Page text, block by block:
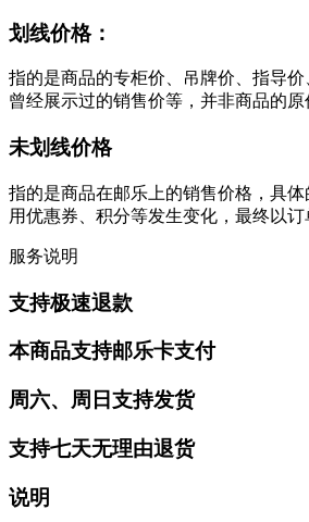
划线价格：
指的是商品的专柜价、吊牌价、指导
曾经展示过的销售价等，并非商品的原
未划线价格
指的是商品在邮乐上的销售价格，具
用优惠券、积分等发生变化，最终以订
服务说明
支持极速退款
本商品支持邮乐卡支付
周六、周日支持发货
支持七天无理由退货
说明